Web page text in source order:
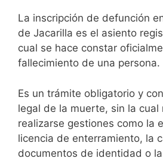
La inscripción de defunción
de Jacarilla es el asiento
cual se hace constar
fallecimiento de una persona.
Es un trámite obligatorio y
legal de la muerte, sin la cual
realizarse gestiones como la
licencia de enterramiento, la
documentos de identidad o